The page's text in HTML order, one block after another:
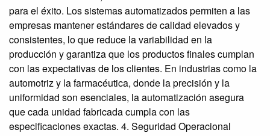
para el éxito. Los sistemas automatizados permiten a las
empresas mantener estándares de calidad elevados y
consistentes, lo que reduce la variabilidad en la
producción y garantiza que los productos finales cumplan
con las expectativas de los clientes. En industrias como la
automotriz y la farmacéutica, donde la precisión y la
uniformidad son esenciales, la automatización asegura
que cada unidad fabricada cumpla con las
especificaciones exactas. 4. Seguridad Operacional